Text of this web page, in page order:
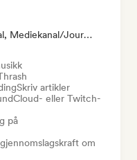
YouTube-/Twitch-Kanal, Mediekanal/journalist, Mentor, Sosiale Medier-Influencer, Lydekspert
Skriv artikler
eller Twitch-
på
om